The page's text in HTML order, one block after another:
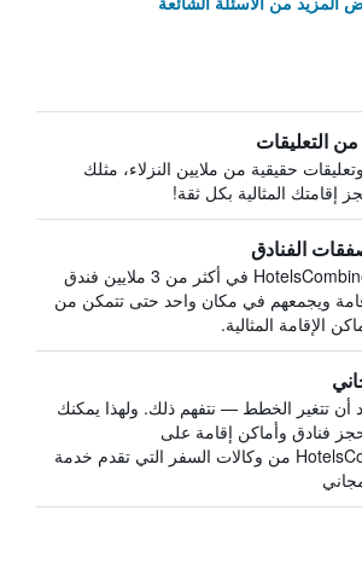
من التعليقات
حقيقية من ملايين النزلاء، مثلك
إقامتك المثالية بكل ثقة!
الفنادق
يبحث HotelsCombined في أكثر من 3 ملايين فندق
ويجمعهم في مكان واحد حتى تتمكن من
الإقامة المثالية.
أن تتغير الخطط — نتفهم ذلك. ولهذا يمكنك
فنادق وأماكن إقامة على
HotelsCombined من وكالات السفر التي تقدم خدمة